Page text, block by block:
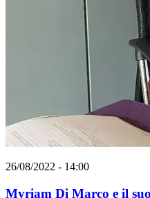
26/08/2022 - 14:00
Myriam Di Marco e il